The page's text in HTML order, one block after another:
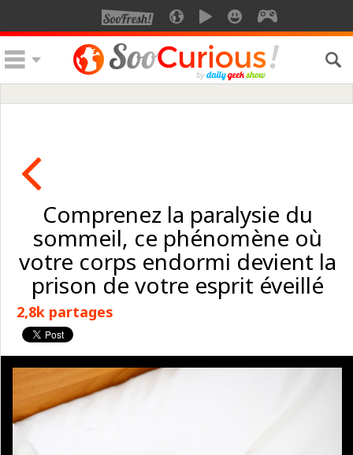
Comprenez la paralysie du
sommeil, ce phénomène où
votre corps endormi devient la
prison de votre esprit éveillé
2,8k partages